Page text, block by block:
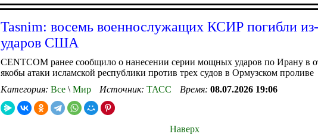
Tasnim: восемь военнослужащих КСИР погибли из-
ударов США
CENTCOM ранее сообщило о нанесении серии мощных ударов по Ирану в
якобы атаки исламской республики против трех судов в Ормузском проливе
Категория: Все \ Мир Источник: ТАСС Время: 08.07.2026 19:06
Наверх